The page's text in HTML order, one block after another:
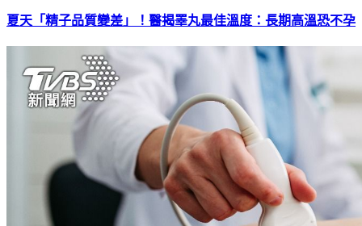
夏天「精子品質變差」！醫揭睪丸最佳溫度：長期高溫恐不孕